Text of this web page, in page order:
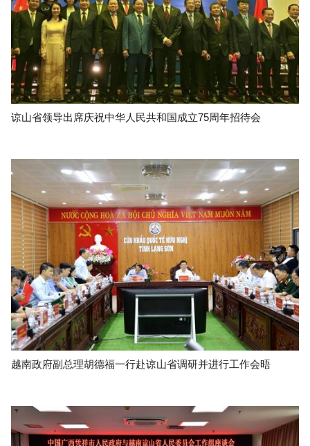
谅山省领导出席庆祝中华人民共和国成立75周年招待会
越南政府副总理胡德福一行赴谅山省调研并进行工作会晤